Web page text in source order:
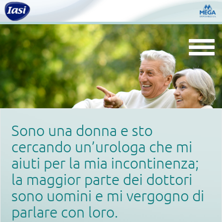
Sono una donna e sto
cercando un’urologa che mi
aiuti per la mia incontinenza;
la maggior parte dei dottori
sono uomini e mi vergogno di
parlare con loro.